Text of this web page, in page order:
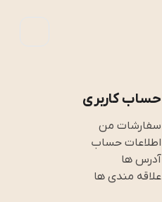
حساب کاربری
سفارشات من
اطلاعات حساب
آدرس ها
علاقه مندی ها